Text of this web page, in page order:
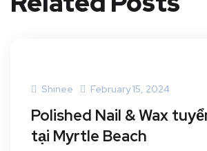
Shinee February 15, 2024
Polished Nail & Wax
tại Myrtle Beach